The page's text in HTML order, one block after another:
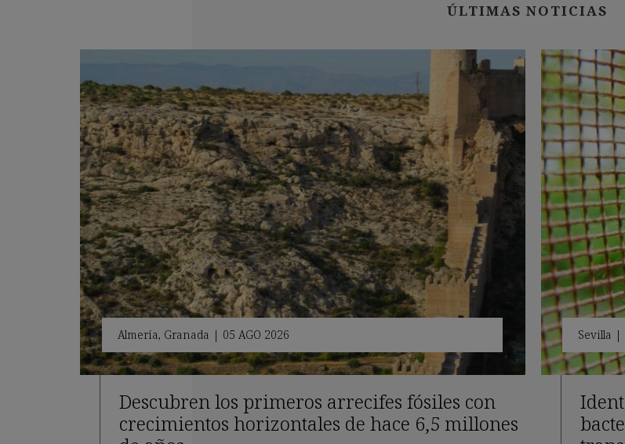
ÚLTIMAS NOTICIAS
Almería, Granada | 05 AGO 2026
Descubren los primeros arrecifes fósiles con
crecimientos horizontales de hace 6,5 millones
Sevilla |